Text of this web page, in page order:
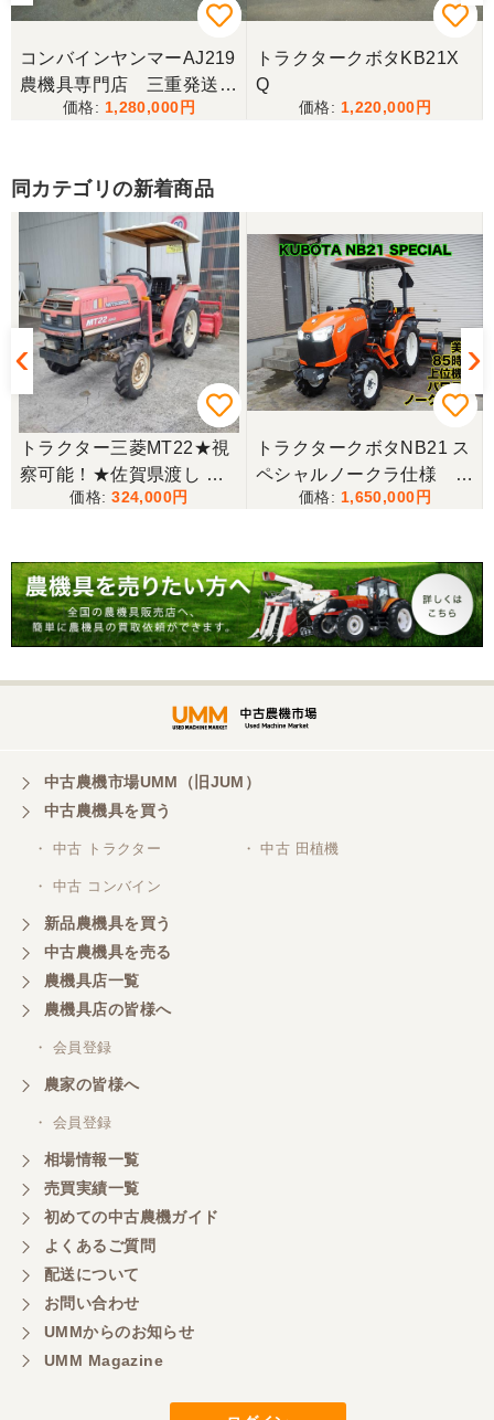
ございました。
三重県／
当方の要望に対して、素早く対応していただき感謝
三重県／山﨑
スタッフの鈴木さんが親切で機械に詳しく 丁寧にご
対応頂きました。 ありがとう！ 少し距離はあります
が、今後も農機具を買う際はのうき屋さんを利用し
ようと思います。
三重県／miraisann
写真と現物が違いすぎる
三重県／谷本勝美
こちらの、対応も、よく、大変、満足、です。
三重県／谷本勝美
こちらの、対応、も、よくして、くれました。
対応も、よくしてくれました、有難うございまし
三重県／山本
対応ありがとうございました。
三重県／山本
共立シュレッターを受け取りました。 状態は問題な
く、エンジンも調子がよさそうです。 ありがとうご
ざいました。
三重県／
嫌な顔をせずに一生懸命頑張ってくれる中山さんに
感謝しています。ここで3台買いましたが、これから
もよろしくお願いしたいです。
三重県／
初めてコンバインを買いに行ったのですが、とても
明るい方に担当していただき細かく説明して下さっ
てとても嬉しかったです。
コンバインヤンマーAJ219
農機具専門店 三重発送整
備済み
1,280,000
トラクタークボタKB21X
Q
1,220,000
同カテゴリの新着商品
トラクター三菱MT22★視
察可能！★佐賀県渡し 三
菱 トラクター MT22 22馬
ー MT 4WD ディーゼル 現
状渡し【P11460730】
324,000
トラクタークボタNB21 ス
ペシャルノークラ仕様 上
位機種
1,650,000
中古農機市場UMM（旧JUM）
中古農機具を買う
・ 中古 トラクター ・ 中古 田植機
・ 中古 コンバイン
新品農機具を買う
中古農機具を売る
農機具店一覧
農機具店の皆様へ
・ 会員登録
農家の皆様へ
・ 会員登録
相場情報一覧
売買実績一覧
初めての中古農機ガイド
よくあるご質問
配送について
お問い合わせ
UMMからのお知らせ
UMM Magazine